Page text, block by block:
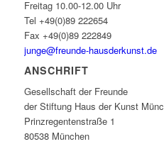
Freitag 10.00-12.00 Uhr
Tel +49(0)89 222654
Fax +49(0)89 222849
junge@freunde-hausderkunst.de
ANSCHRIFT
Gesellschaft der Freunde
der Stiftung Haus der Kunst
Prinzregentenstraße 1
80538 München